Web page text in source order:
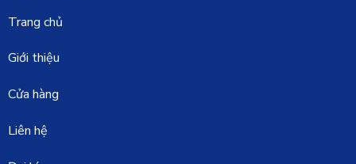
Trang chủ
Giới thiệu
Cửa hàng
Liên hệ